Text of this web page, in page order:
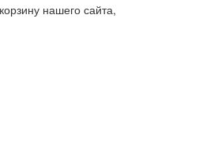
нашего сайта,